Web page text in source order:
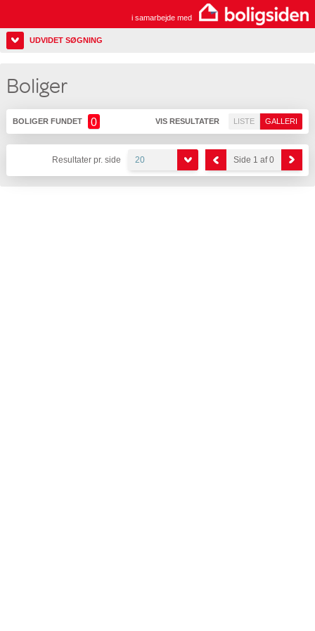
i samarbejde med
UDVIDET SØGNING
Boliger
BOLIGER FUNDET 0 VIS RESULTATER LISTE GALLERI
Resultater pr. side 20 Side 1 af 0